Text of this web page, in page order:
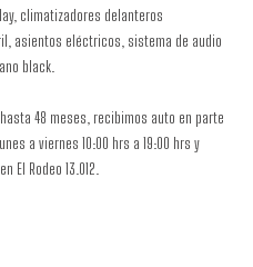
climatizadores delanteros
asientos eléctricos, sistema de audio
black.
48 meses, recibimos auto en parte
a viernes 10:00 hrs a 19:00 hrs y
El Rodeo 13.012.